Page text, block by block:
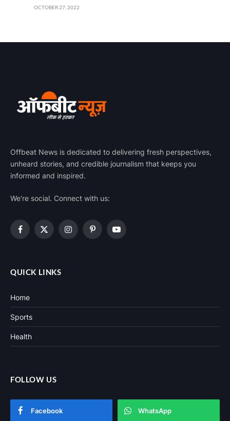
OCTOBER 27, 2022
Offbeat News is dedicated to delivering fresh perspectives,
unheard stories, and credible journalism that keeps you
informed and inspired.
We're social. Connect with us:
Facebook
X
InstagramPinterestYouTube
QUICK LINKS
Home
Sports
Health
FOLLOW US
Facebook WhatsApp